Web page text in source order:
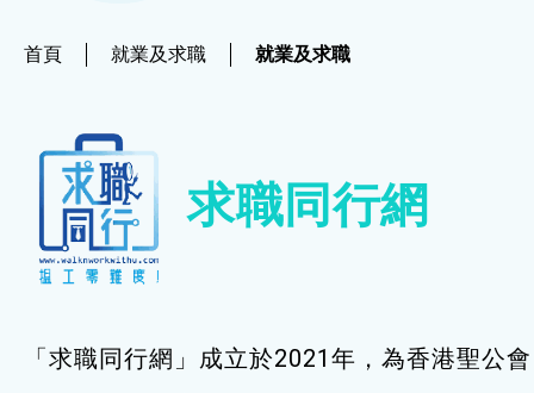
就業及求職
就業及求職
最新資訊 / 招聘會
首頁 就業及求職 就業及求職
求職同行網
「求職同行網」成立於2021年，為香港聖公會